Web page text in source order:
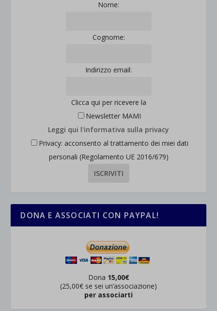
Nome:
Cognome:
Indirizzo email:
Clicca qui per ricevere la
Newsletter MAMI
Leggi qui l'informativa sulla privacy
Privacy: acconsento al trattamento dei miei dati
personali (Regolamento UE 2016/679)
DONA E ASSOCIATI CON PAYPAL!
Dona 15,00€
(25,00€ se sei un’associazione)
per associarti